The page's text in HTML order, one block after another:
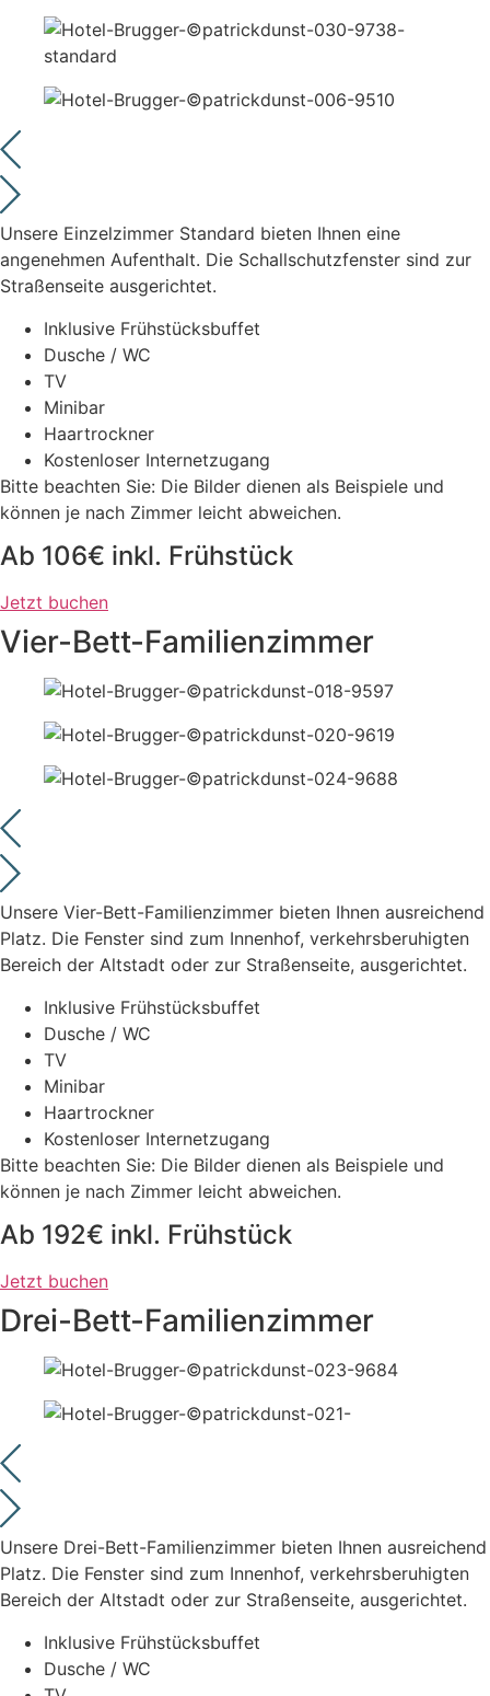
Unsere Einzelzimmer Standard bieten Ihnen eine
angenehmen Aufenthalt. Die Schallschutzfenster sind zur
Straßenseite ausgerichtet.
Inklusive Frühstücksbuffet
Dusche / WC
TV
Minibar
Haartrockner
Kostenloser Internetzugang
Bitte beachten Sie: Die Bilder dienen als Beispiele und
können je nach Zimmer leicht abweichen.
Ab 106€ inkl. Frühstück
Jetzt buchen
Vier-Bett-Familienzimmer
Unsere Vier-Bett-Familienzimmer bieten Ihnen ausreichend
Platz. Die Fenster sind zum Innenhof, verkehrsberuhigten
Bereich der Altstadt oder zur Straßenseite, ausgerichtet.
Inklusive Frühstücksbuffet
Dusche / WC
TV
Minibar
Haartrockner
Kostenloser Internetzugang
Bitte beachten Sie: Die Bilder dienen als Beispiele und
können je nach Zimmer leicht abweichen.
Ab 192€ inkl. Frühstück
Jetzt buchen
Drei-Bett-Familienzimmer
Unsere Drei-Bett-Familienzimmer bieten Ihnen ausreichend
Platz. Die Fenster sind zum Innenhof, verkehrsberuhigten
Bereich der Altstadt oder zur Straßenseite, ausgerichtet.
Inklusive Frühstücksbuffet
Dusche / WC